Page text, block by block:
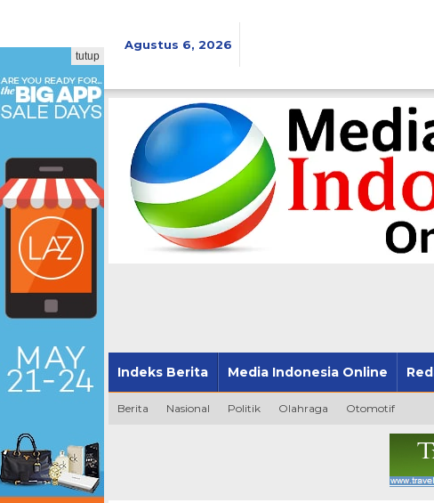
Agustus 6, 2026
Indeks Berita Media Indonesia Online
Berita Nasional Politik Olahraga Otomotif
tutup